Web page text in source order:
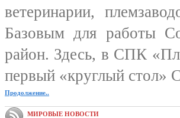
ветеринарии,
Базовым для работы
район. Здесь, в СПК
первый «круглый стол»
Продолжение..
МИРОВЫЕ НОВОСТИ